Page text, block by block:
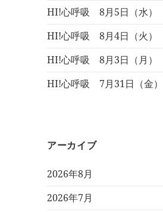
HI!心呼吸 8月5日（水）
HI!心呼吸 8月4日（火）
HI!心呼吸 8月3日（月）
HI!心呼吸 7月31日（金）
アーカイブ
2026年8月
2026年7月